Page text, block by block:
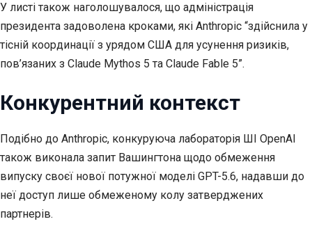
У листі також наголошувалося, що адміністрація
президента задоволена кроками, які Anthropic “здійснила у
тісній координації з урядом США для усунення ризиків,
пов’язаних з Claude Mythos 5 та Claude Fable 5”.
Конкурентний контекст
Подібно до Anthropic, конкуруюча лабораторія ШІ OpenAI
також виконала запит Вашингтона щодо обмеження
випуску своєї нової потужної моделі GPT-5.6, надавши до
неї доступ лише обмеженому колу затверджених
партнерів.